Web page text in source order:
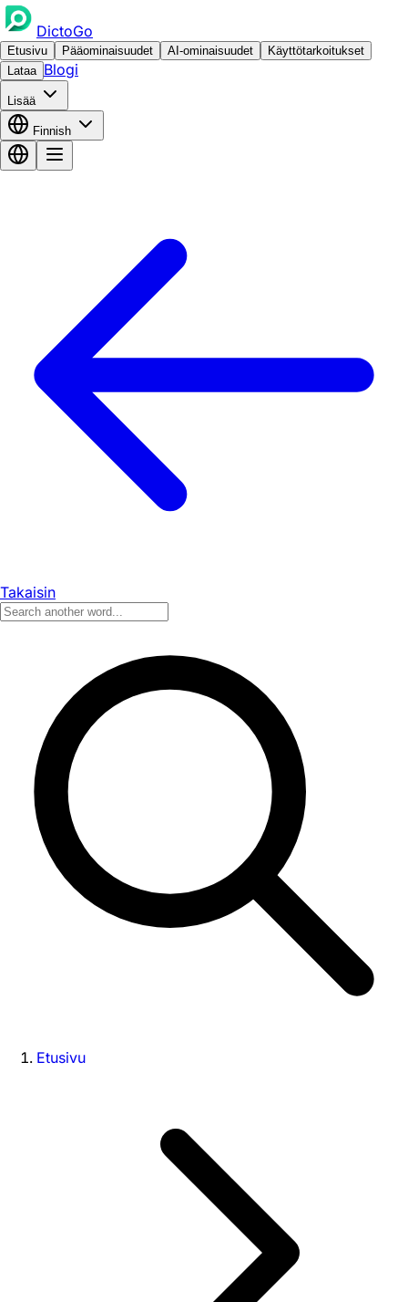
DictoGo
Etusivu Pääominaisuudet AI-ominaisuudet
Käyttötarkoitukset
Lataa Blogi
Lisää
Finnish
Takaisin
Etusivu